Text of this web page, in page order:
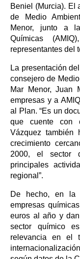
Beniel (Murcia). El
de Medio
Menor, junto a
Químicas
representantes del
La presentación
consejero de
Mar Menor, Juan
empresas y a
al Plan. “Es un
que cuente con
Vázquez también
crecimiento
2000, el sector
principales
regional”.
De hecho, en la
empresas
euros al año y
sector químico
relevancia en el